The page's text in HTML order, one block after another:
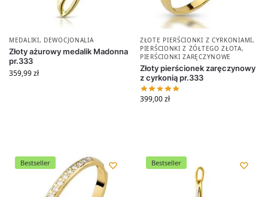
MEDALIKI, DEWOCJONALIA
Złoty ażurowy medalik Madonna
pr.333
359,99zł
ZŁOTE PIERŚCIONKI Z CYRKONIAMI,
PIERŚCIONKI Z ŻÓŁTEGO ZŁOTA,
PIERŚCIONKI ZARĘCZYNOWE
Złoty pierścionek zaręczynowy
z cyrkonią pr.333
399,00zł
Bestseller Bestseller